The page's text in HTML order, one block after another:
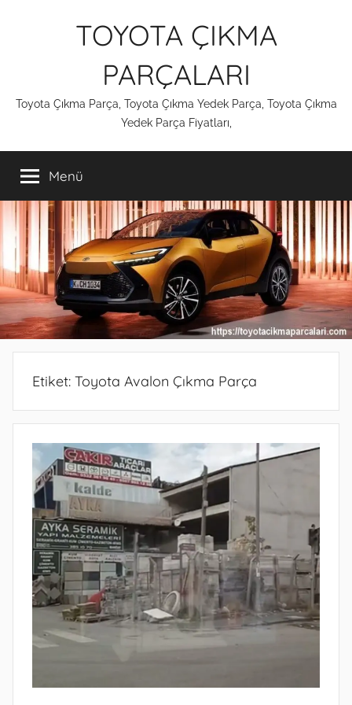
TOYOTA ÇIKMA
PARÇALARI
Toyota Çıkma Parça, Toyota Çıkma Yedek Parça, Toyota Çıkma
Yedek Parça Fiyatları,
Menü
Etiket: Toyota Avalon Çıkma Parça